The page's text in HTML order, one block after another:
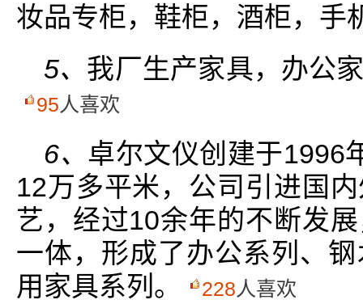
妆品专柜，鞋柜，酒柜，手
5、 我厂生产家具，办公
95人喜欢
6、 卓尔文仪创建于1996
12万多平米，公司引进国
艺，经过10余年的不断发
一体，形成了办公系列、
用家具系列。
228人喜欢